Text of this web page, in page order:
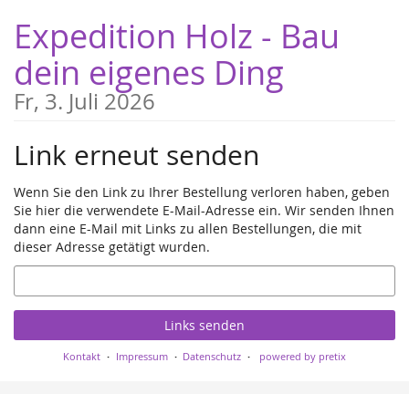
Haupt-
Inhalt
springen
Expedition Holz - Bau
dein eigenes Ding
Fr, 3. Juli 2026
Link erneut senden
Wenn Sie den Link zu Ihrer Bestellung verloren haben, geben
Sie hier die verwendete E-Mail-Adresse ein. Wir senden Ihnen
dann eine E-Mail mit Links zu allen Bestellungen, die mit
dieser Adresse getätigt wurden.
E-
Mail
Links senden
Kontakt Impressum Datenschutz powered by pretix